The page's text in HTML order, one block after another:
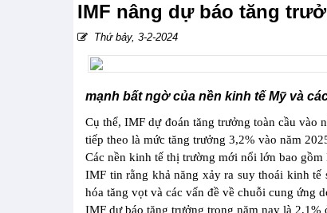
IMF nâng dự báo tăng
Thứ bảy, 3-2-2024
mạnh bất ngờ của nền kinh tế Mỹ và
Cụ thể, IMF dự đoán tăng trưởng toàn cầu vào
tiếp theo là mức tăng trưởng 3,2% vào năm
Các nền kinh tế thị trường mới nổi lớn bao
IMF tin rằng khả năng xảy ra suy thoái kinh
hóa tăng vọt và các vấn đề về chuỗi cung ứng
IMF dự báo tăng trưởng trong năm nay là